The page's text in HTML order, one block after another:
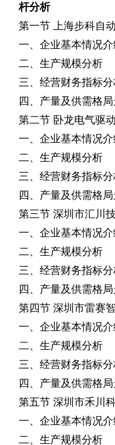
杆分析
第一节
上海步科自
一、企业基本情况介
二、生产规模分析
三、经营财务指标
四、产量及供需格
第二节 卧龙电气驱
一、企业基本情况介
二、生产规模分析
三、经营财务指标
四、产量及供需格
第三节 深圳市汇川
一、企业基本情况介
二、生产规模分析
三、经营财务指标
四、产量及供需格
第四节 深圳市雷赛
一、企业基本情况介
二、生产规模分析
三、经营财务指标
四、产量及供需格
第五节 深圳市禾川
一、企业基本情况介
二、生产规模分析